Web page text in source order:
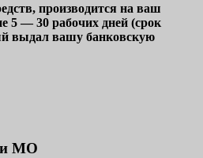
производится на ваш
5 — 30 рабочих дней (срок
выдал вашу банковскую
и МО